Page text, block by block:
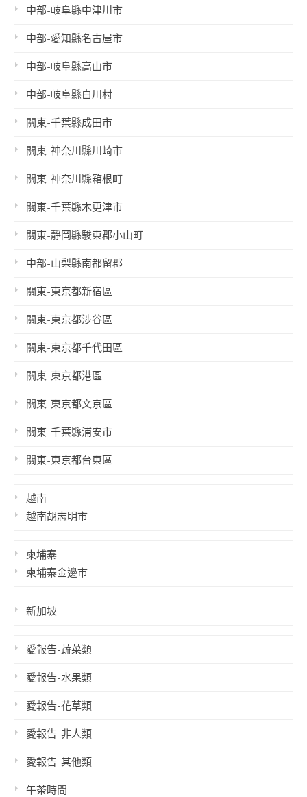
中部-岐阜縣中津川市
中部-愛知縣名古屋市
中部-岐阜縣高山市
中部-岐阜縣白川村
關東-千葉縣成田市
關東-神奈川縣川崎市
關東-神奈川縣箱根町
關東-千葉縣木更津市
關東-靜岡縣駿東郡小山町
中部-山梨縣南都留郡
關東-東京都新宿區
關東-東京都涉谷區
關東-東京都千代田區
關東-東京都港區
關東-東京都文京區
關東-千葉縣浦安市
關東-東京都台東區
越南
越南胡志明市
柬埔寨
柬埔寨金邊市
新加坡
愛報告-蔬菜類
愛報告-水果類
愛報告-花草類
愛報告-非人類
愛報告-其他類
午茶時間